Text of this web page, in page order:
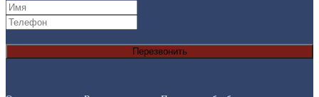
Перезвонить